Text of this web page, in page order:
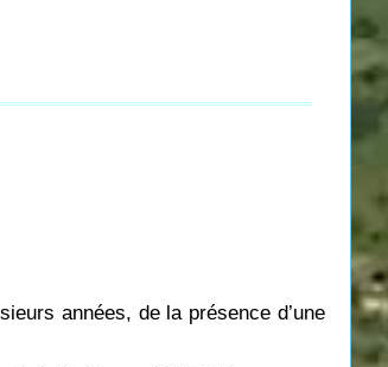
années, de la présence d’une